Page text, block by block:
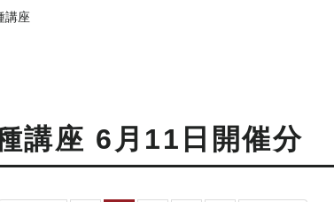
講座
講座 6月11日開催分